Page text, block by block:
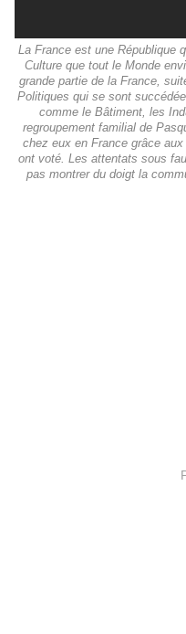
La France est une République
Culture que tout le Monde
grande partie de la France,
Politiques qui se sont
comme le Bâtiment, les
regroupement familial de
chez eux en France grâce
ont voté. Les attentats sous
pas montrer du doigt la